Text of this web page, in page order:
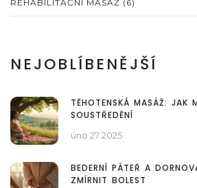
REHABILITAČNÍ MASÁŽ (6)
NEJOBLÍBENĚJŠÍ
TĚHOTENSKÁ MASÁŽ: JAK
SOUSTŘEDĚNÍ
úno 27 2025
BEDERNÍ PÁTEŘ A
ZMÍRNIT BOLEST